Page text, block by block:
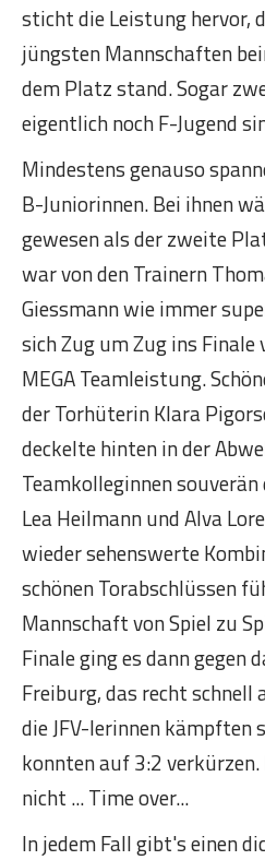
sticht die Leistung hervor,
jüngsten Mannschaften
dem Platz stand. Sogar
eigentlich noch F-Jugend
Mindestens genauso
B-Juniorinnen. Bei ihnen
gewesen als der zweite
war von den Trainern
Giessmann wie immer
sich Zug um Zug ins Finale
MEGA Teamleistung.
der Torhüterin Klara
deckelte hinten in der
Teamkolleginnen
Lea Heilmann und Alva
wieder sehenswerte
schönen Torabschlüssen
Mannschaft von Spiel zu
Finale ging es dann gegen
Freiburg, das recht schnell
die JFV-lerinnen kämpften
konnten auf 3:2
nicht ... Time over...
In jedem Fall gibt's einen